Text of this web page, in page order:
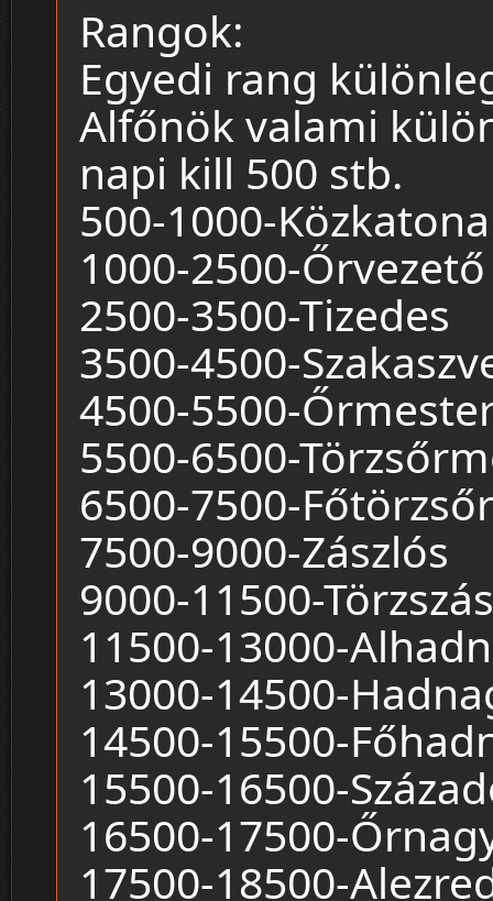
Rangok:
Egyedi rang
Alfőnök valami
napi kill 500 stb.
500-1000-Közkatona
1000-2500-Őrvezető
2500-3500-Tizedes
3500-4500-
4500-5500-
5500-6500-
6500-7500-
7500-9000-Zászlós
9000-11500-
11500-13000-
13000-14500-
14500-15500-
15500-16500-
16500-17500-
17500-18500-